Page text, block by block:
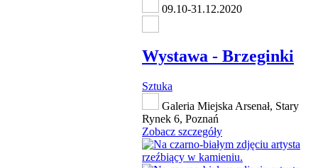
09.10-31.12.2020
Wystawa - Brzeginki
Sztuka
Galeria Miejska Arsenał, Stary
Rynek 6, Poznań
Zobacz szczegóły